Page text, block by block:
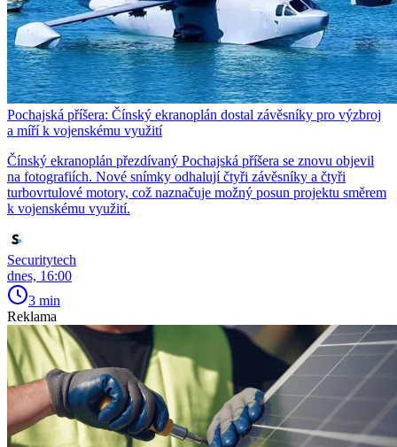
Pochajská příšera: Čínský ekranoplán dostal závěsníky pro výzbroj
a míří k vojenskému využití
Čínský ekranoplán přezdívaný Pochajská příšera se znovu objevil
na fotografiích. Nové snímky odhalují čtyři závěsníky a čtyři
turbovrtulové motory, což naznačuje možný posun projektu směrem
k vojenskému využití.
Securitytech
dnes, 16:00
3 min
Reklama